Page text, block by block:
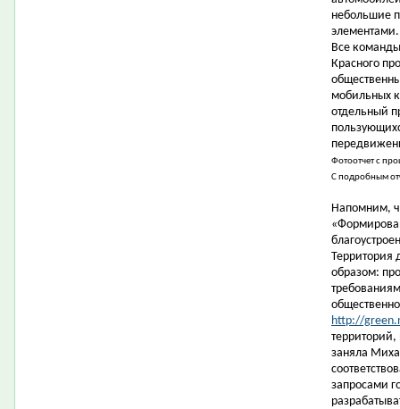
небольшие
элементами.
Все
Красного
мобильных
отдельный
Фотоотчет с
С подробным
Напомним,
Территория
образом:
http://
территорий,
заняла
запросами